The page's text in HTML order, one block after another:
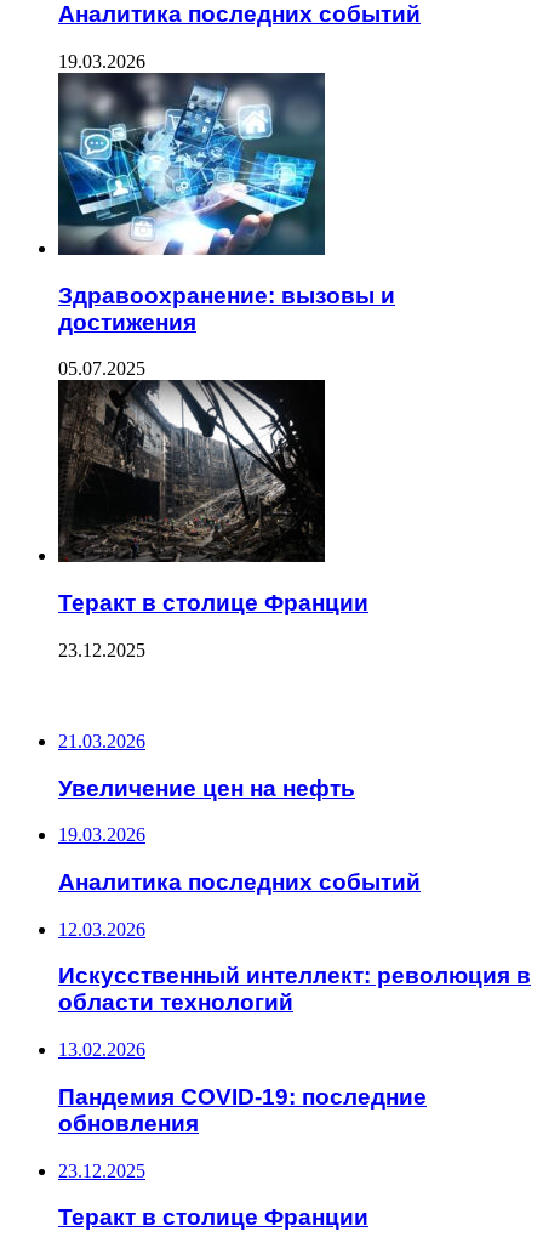
Аналитика последних событий
19.03.2026
Здравоохранение: вызовы и
достижения
05.07.2025
Теракт в столице Франции
23.12.2025
21.03.2026
Увеличение цен на нефть
19.03.2026
Аналитика последних событий
12.03.2026
Искусственный интеллект: революция в
области технологий
13.02.2026
Пандемия COVID-19: последние
обновления
23.12.2025
Теракт в столице Франции